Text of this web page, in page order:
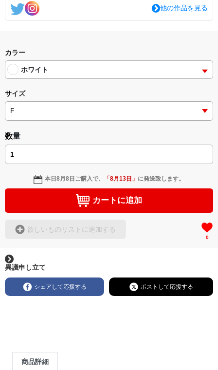
他の作品を見る
カラー
ホワイト
サイズ
数量
本日8月8日 ご購入で、 「8月13日 」 に発送致します。
カートに追加
欲しいものリストに追加する
0
異議申し立て
シェアして応援する ポストして応援する
商品詳細